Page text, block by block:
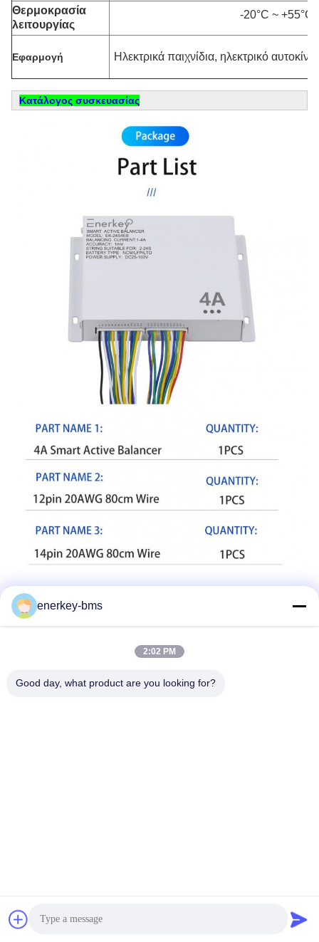
Θερμοκρασία
λειτουργίας
-20°C ~ +55°C
Εφαρμογή Ηλεκτρικά παιχνίδια, ηλεκτρικό
Κατάλογος συσκευασίας
Εγχειρίδιο χρήσης
Διάγραμμα καλωδίωσης
λιγότερες από 24 κυψέλες στη σειρά, η άδεια καρφίτσα
enerkey-bms
2:02 PM
Good day, what product are you looking for?